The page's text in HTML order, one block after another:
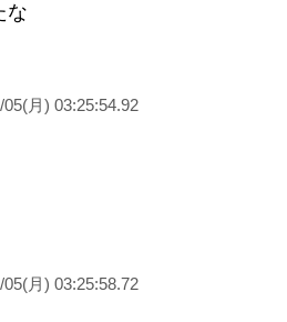
な
05(月) 03:25:54.92
05(月) 03:25:58.72